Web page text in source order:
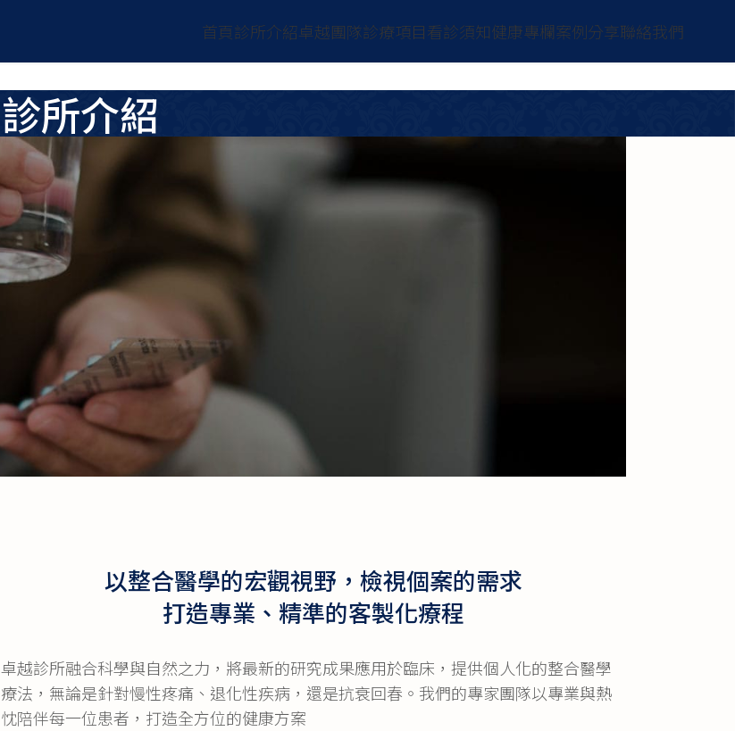
首頁診所介紹卓越團隊診療項目看診須知健康專欄案例分享聯絡我們
診所介紹
以整合醫學的宏觀視野，檢視個案的需求
打造專業、精準的客製化療程
卓越診所融合科學與自然之力，將最新的研究成果應用於臨床，提供個人化的整合醫學
療法，無論是針對慢性疼痛、退化性疾病，還是抗衰回春。我們的專家團隊以專業與熱
忱陪伴每一位患者，打造全方位的健康方案